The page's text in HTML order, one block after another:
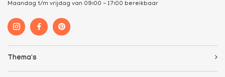
Maandag t/m vrijdag van 09:00 - 17:00 bereikbaar
Thema's